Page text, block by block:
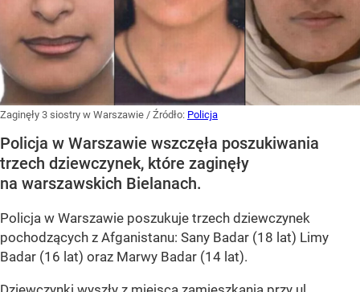
Zaginęły 3 siostry w Warszawie / Źródło: Policja
Policja w Warszawie wszczęła poszukiwania
trzech dziewczynek, które zaginęły
na warszawskich Bielanach.
Policja w Warszawie poszukuje trzech dziewczynek
pochodzących z Afganistanu: Sany Badar (18 lat) Limy
Badar (16 lat) oraz Marwy Badar (14 lat).